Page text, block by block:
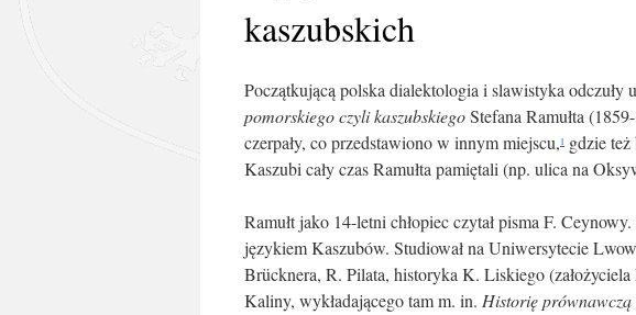
kaszubskich
Początkującą polska dialektologia i slawistyka odczuły
pomorskiego czyli kaszubskiegoStefana Ramułta
czerpały, co przedstawiono w innym miejscu,1 gdzie
Kaszubi cały czas Ramułta pamiętali (np. ulica na
Ramułt jako 14-letni chłopiec czytał pisma F.
językiem Kaszubów. Studiował na Uniwersytecie
Brücknera, R. Pilata, historyka K. Liskiego
Kaliny, wykładającego tam m. in. Historię